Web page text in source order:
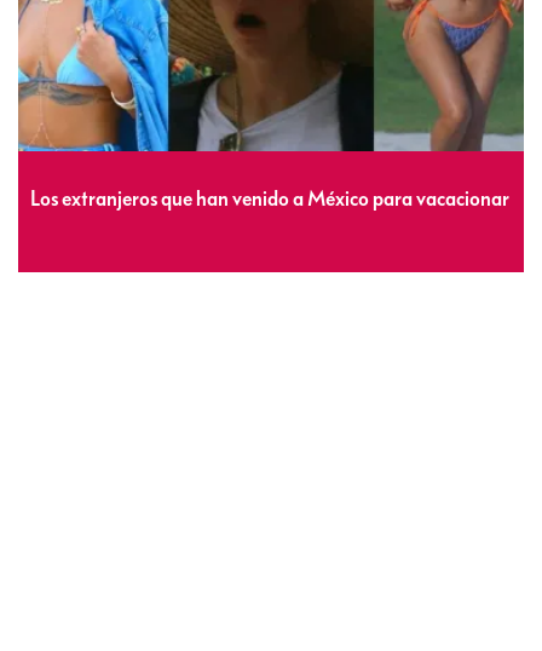
Los extranjeros que han venido a México para vacacionar